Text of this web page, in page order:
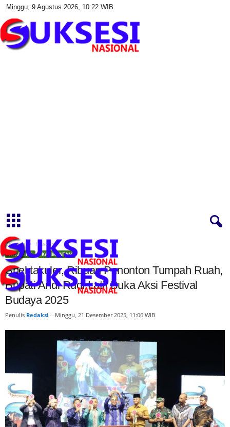
Minggu, 9 Agustus 2026, 10:22 WIB
Beranda Headline
HEADLINE KALIMANTAN
Spektakuler, Ribuan Penonton Tumpah Ruah,
Bupati Andi Rudi Latif Buka Aksi Festival
Budaya 2025
Penulis Redaksi - Minggu, 21 Desember 2025, 11:06 WIB